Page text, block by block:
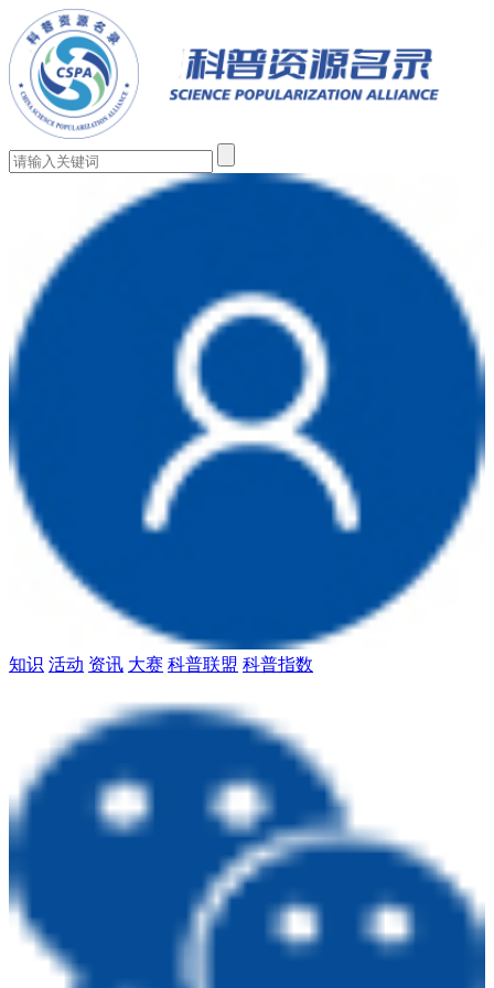
知识 活动 资讯 大赛 科普联盟 科普指数